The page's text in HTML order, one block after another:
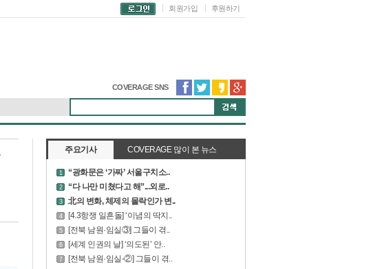
회원가입 후원하기
COVERAGE SNS
주요기사 COVERAGE 많이 본 뉴스
1 “광화문은 ‘가짜’ 서울구치소..
2 “다 나만 미쳤다고 해”...외로..
3 北의 변화, 체제의 몰락인가 변..
4 [4.3항쟁 일흔돌] ‘이념의 딱지..
5 [전북 남원·임실③] 그들이 겪..
6 [세계 인권의 날] ‘의도된’ 안..
7 [전북 남원·임실-②] 그들이 겪..